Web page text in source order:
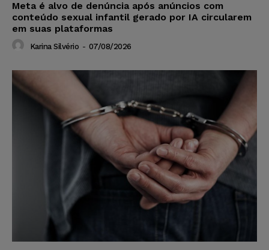
Meta é alvo de denúncia após anúncios com
conteúdo sexual infantil gerado por IA circularem
em suas plataformas
Karina Silvério - 07/08/2026